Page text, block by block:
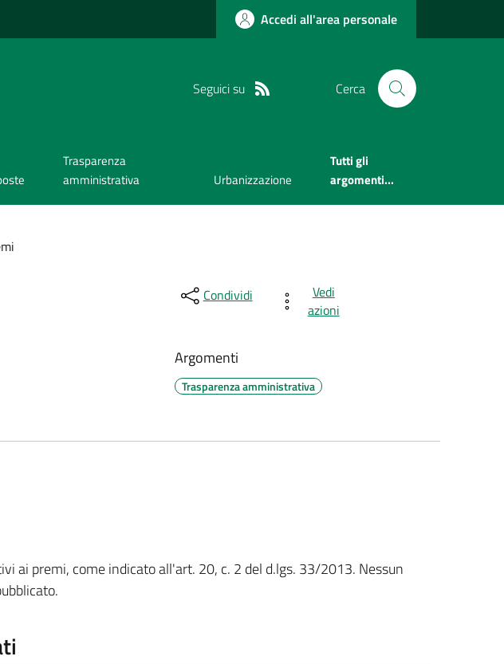
Accedi all'area personale
Seguici su Cerca
Trasparenza
amministrativa
Urbanizzazione
Tutti gli
argomenti...
Condividi
Vedi
azioni
Argomenti
Trasparenza amministrativa
ai premi, come indicato all'art. 20, c. 2 del d.lgs. 33/2013. Nessun